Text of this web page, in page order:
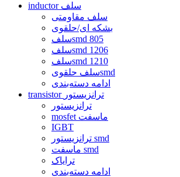
inductor سلف
سلف مقاومتی
بشکه ای/حلقوی
سلفsmd 805
سلفsmd 1206
سلفsmd 1210
سلف حلقویsmd
ادامه دسته‌بندی
transistor ترانزیستور
ترانزیستور
mosfet ماسفت
IGBT
ترانزیستور smd
ماسفت smd
ترایاک
ادامه دسته‌بندی